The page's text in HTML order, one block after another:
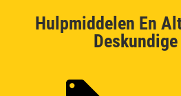
Hulpmiddelen En